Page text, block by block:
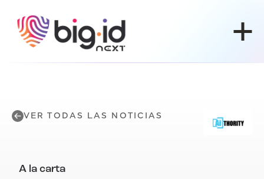
VER TODAS LAS NOTICIAS
A la carta